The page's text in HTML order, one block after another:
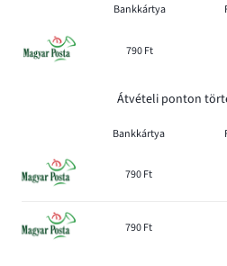
Bankkártya
790 Ft
Átvételi ponton
Bankkártya
790 Ft
790 Ft